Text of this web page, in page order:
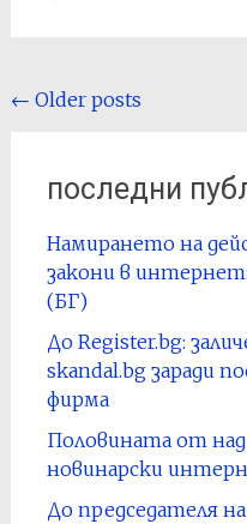
Posts
← Older posts
последни
Намирането на
закони в
(БГ)
До Register.bg:
skandal.bg заради
фирма
Половината от
новинарски
До председателя